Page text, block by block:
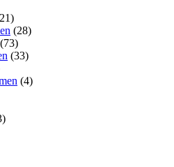
(28)
(73)
(33)
(4)